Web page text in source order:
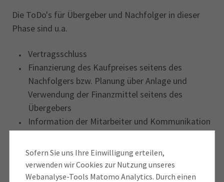
Sofern Sie uns Ihre Einwilligung erteilen,
verwenden wir Cookies zur Nutzung unseres
Webanalyse-Tools Matomo Analytics. Durch einen
Die ToDo's für Übergeber und Nachfolger in dieser
Phase sind u.a.
Vertragsschluss
Finanzierung des Kaufpreises seitens des
Nachfolgers bzw. Planung über Anlage und
Verwendung der Finanzmittel seitens des
Übergebers
Information der Mitarbeiter und Kommunikation
Einarbeitung des Nachfolgers
Übernahme durch den Nachfolger mit
entsprechenden Rechten und Pflichten, d.h.